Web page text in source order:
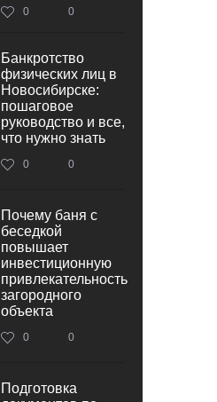
0 0
Банкротство
физических лиц в
Новосибирске:
пошаговое
руководство и все,
что нужно знать
0 0
Почему баня с
беседкой
повышает
инвестиционную
привлекательность
загородного
объекта
0 0
Подготовка